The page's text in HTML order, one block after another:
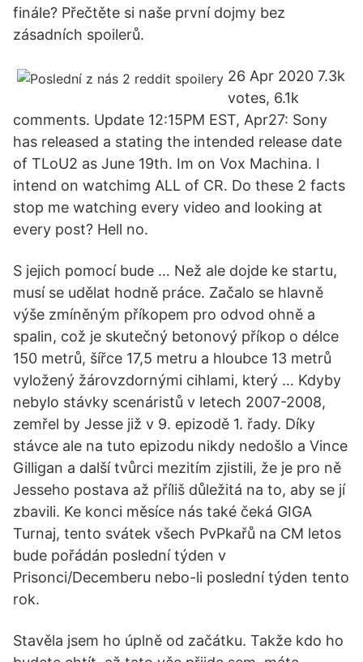
finále? Přečtěte si naše první dojmy bez
zásadních spoilerů.
26 Apr 2020 7.3k
votes, 6.1k
comments. Update 12:15PM EST, Apr27: Sony
has released a stating the intended release date
of TLoU2 as June 19th. Im on Vox Machina. I
intend on watchimg ALL of CR. Do these 2 facts
stop me watching every video and looking at
every post? Hell no.
S jejich pomocí bude … Než ale dojde ke startu,
musí se udělat hodně práce. Začalo se hlavně
výše zmíněným příkopem pro odvod ohně a
spalin, což je skutečný betonový příkop o délce
150 metrů, šířce 17,5 metru a hloubce 13 metrů
vyložený žárovzdornými cihlami, který … Kdyby
nebylo stávky scenáristů v letech 2007-2008,
zemřel by Jesse již v 9. epizodě 1. řady. Díky
stávce ale na tuto epizodu nikdy nedošlo a Vince
Gilligan a další tvůrci mezitím zjistili, že je pro ně
Jesseho postava až příliš důležitá na to, aby se jí
zbavili. Ke konci měsíce nás také čeká GIGA
Turnaj, tento svátek všech PvPkařů na CM letos
bude pořádán poslední týden v
Prisonci/Decemberu nebo-li poslední týden tento
rok.
Stavěla jsem ho úplně od začátku. Takže kdo ho